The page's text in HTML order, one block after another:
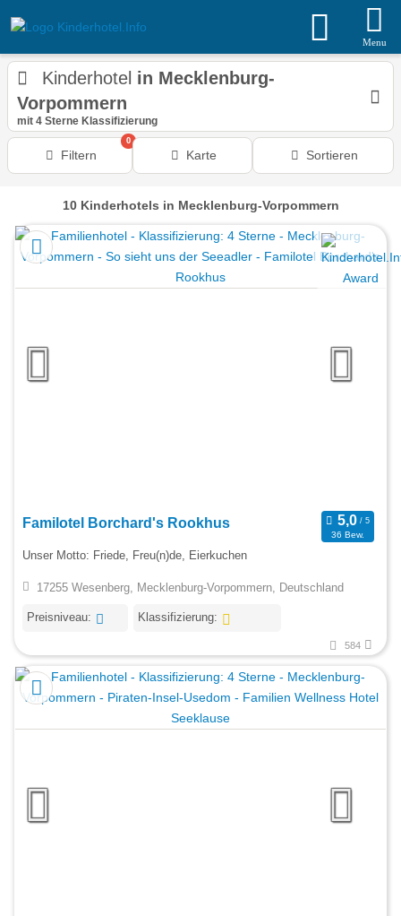
Menu
Kinderhotel in Mecklenburg-
Vorpommern
mit 4 Sterne Klassifizierung
Filtern
0
Karte Sortieren
10Kinderhotels in Mecklenburg-Vorpommern
Familotel Borchard's Rookhus
36 Bew.
Unser Motto: Friede, Freu(n)de, Eierkuchen
17255 Wesenberg, Mecklenburg-Vorpommern, Deutschland
Preisniveau: Klassifizierung:
584